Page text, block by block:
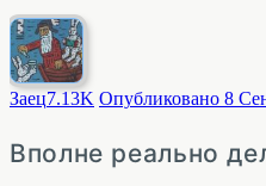
Заец7.13K Опубликовано 8
Вполне реально